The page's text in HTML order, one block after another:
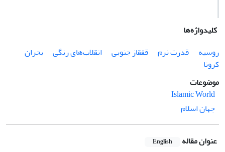
کلیدواژه‌ها
روسیه
قدرت نرم قفقاز جنوبی انقلاب‌های رنگی
بحران
کرونا
موضوعات
Islamic World
جهان اسلام
عنوان مقاله English